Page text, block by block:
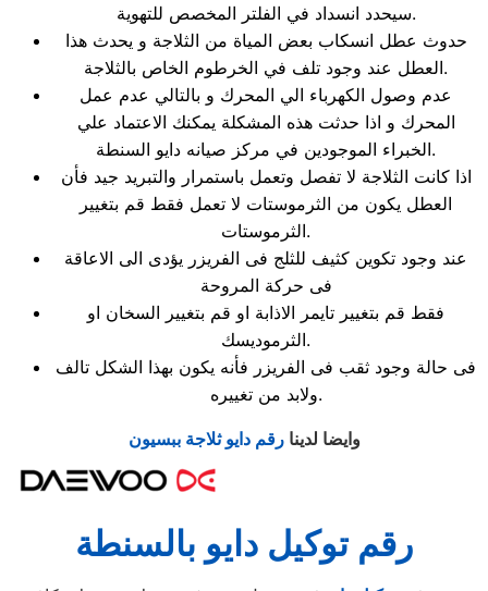
سيحدد انسداد في الفلتر المخصص للتهوية.
حدوث عطل انسكاب بعض المياة من الثلاجة و يحدث هذا
العطل عند وجود تلف في الخرطوم الخاص بالثلاجة.
عدم وصول الكهرباء الي المحرك و بالتالي عدم عمل
المحرك و اذا حدثت هذه المشكلة يمكنك الاعتماد علي
الخبراء الموجودين في مركز صيانه دايو السنطة.
اذا كانت الثلاجة لا تفصل وتعمل باستمرار والتبريد جيد فأن
العطل يكون من الثرموستات لا تعمل فقط قم بتغيير
الثرموستات.
عند وجود تكوين كثيف للثلج فى الفريزر يؤدى الى الاعاقة
فى حركة المروحة
فقط قم بتغيير تايمر الاذابة او قم بتغيير السخان او
الثرموديسك.
فى حالة وجود ثقب فى الفريزر فأنه يكون بهذا الشكل تالف
ولابد من تغييره.
وايضا لدينارقم دايو ثلاجة ببسيون
رقم توكيل دايو بالسنطة